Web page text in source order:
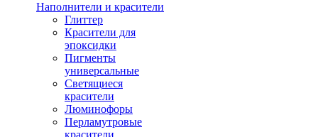
Наполнители и красители
Глиттер
Красители для
эпоксидки
Пигменты
универсальные
Светящиеся
красители
Люминофоры
Перламутровые
красители